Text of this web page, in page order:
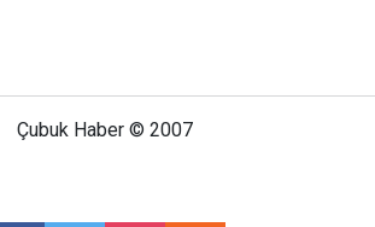
Çubuk Haber © 2007